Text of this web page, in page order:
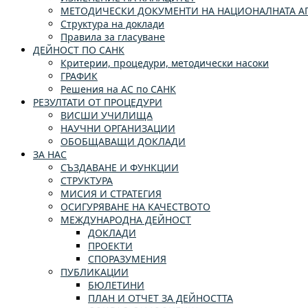
МЕТОДИЧЕСКИ ДОКУМЕНТИ НА НАЦИОНАЛНАТА
Структура на доклади
Правила за гласуване
ДЕЙНОСТ ПО САНК
Критерии, процедури, методически насоки
ГРАФИК
Решения на АС по САНК
РЕЗУЛТАТИ ОТ ПРОЦЕДУРИ
ВИСШИ УЧИЛИЩА
НАУЧНИ ОРГАНИЗАЦИИ
ОБОБЩАВАЩИ ДОКЛАДИ
ЗА НАС
СЪЗДАВАНЕ И ФУНКЦИИ
СТРУКТУРА
МИСИЯ И СТРАТЕГИЯ
ОСИГУРЯВАНЕ НА КАЧЕСТВОТО
МЕЖДУНАРОДНА ДЕЙНОСТ
ДОКЛАДИ
ПРОЕКТИ
СПОРАЗУМЕНИЯ
ПУБЛИКАЦИИ
БЮЛЕТИНИ
ПЛАН И ОТЧЕТ ЗА ДЕЙНОСТТА